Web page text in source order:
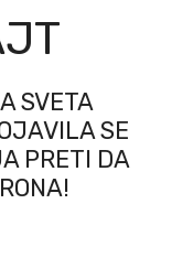
SVETA
SE
PRETI DA